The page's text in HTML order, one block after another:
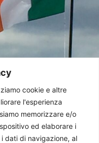
cookie e altre
l'esperienza
memorizzare e/o
ed elaborare i
dati di navigazione, al
del Consiglio